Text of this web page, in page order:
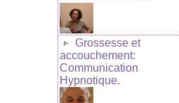
Grossesse et
accouchement:
Communication
Hypnotique.